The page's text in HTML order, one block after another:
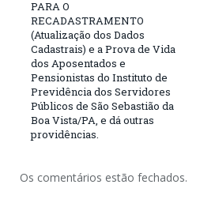
PARA O
RECADASTRAMENTO
(Atualização dos Dados
Cadastrais) e a Prova de Vida
dos Aposentados e
Pensionistas do Instituto de
Previdência dos Servidores
Públicos de São Sebastião da
Boa Vista/PA, e dá outras
providências.
Os comentários estão fechados.